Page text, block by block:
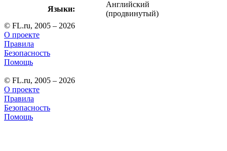
Языки:
Английский
(продвинутый)
© FL.ru, 2005 – 2026
О проекте
Правила
Безопасность
Помощь
© FL.ru, 2005 – 2026
О проекте
Правила
Безопасность
Помощь